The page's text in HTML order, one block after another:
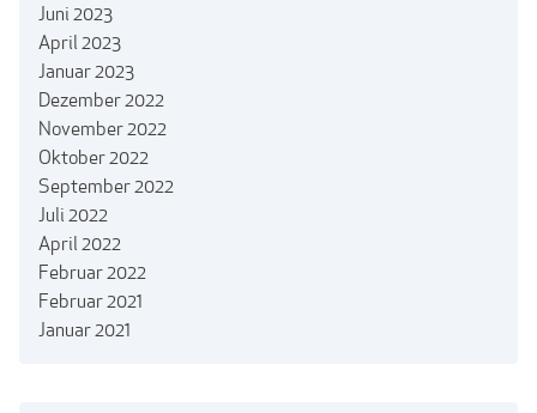
Juni 2023
April 2023
Januar 2023
Dezember 2022
November 2022
Oktober 2022
September 2022
Juli 2022
April 2022
Februar 2022
Februar 2021
Januar 2021